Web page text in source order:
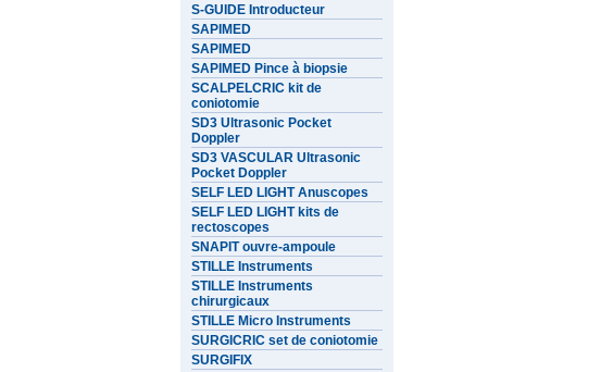
S-GUIDE Introducteur
SAPIMED
SAPIMED
SAPIMED Pince à biopsie
SCALPELCRIC kit de
coniotomie
SD3 Ultrasonic Pocket
Doppler
SD3 VASCULAR Ultrasonic
Pocket Doppler
SELF LED LIGHT Anuscopes
SELF LED LIGHT kits de
rectoscopes
SNAPIT ouvre-ampoule
STILLE Instruments
STILLE Instruments
chirurgicaux
STILLE Micro Instruments
SURGICRIC set de coniotomie
SURGIFIX